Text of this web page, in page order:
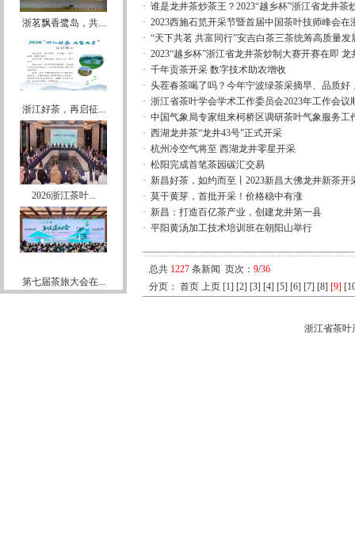
浙茗飘香鹭岛，共...
浙江好茶，再启征...
2026浙江茶叶...
第七届茶旅大会在...
· 谁是龙井茶炒茶王？2023“越乡杯”浙江省龙井茶
· 2023西施石笕开采节暨首届中国茶叶技师峰会在
· “天下共茗 共富同行”安吉白茶三茶统筹高质量
· 2023“越乡杯”浙江省龙井茶炒制大赛开赛在即
· 千年贡茶开采 数字技术助农增收
· 头茬春茶喝了吗？今年宁波绿茶采摘早、品质好
· 浙江省茶叶学会学术工作委员会2023年工作会议
· 中国气象局专家组来柯桥区调研茶叶气象服务工
· 西湖龙井茶“龙井43号”正式开采
· 杭州冷空气将至 西湖龙井零星开采
· 松阳完成首笔茶园碳汇交易
· 新昌好茶，如约而至丨2023新昌大佛龙井新茶开
· 莫干黄芽，首批开采！价格稳中有涨
· 新昌：打造百亿茶产业，创建龙井第一县
· 平阳黄汤加工技术培训班在朝阳山举行
总共 1227 条新闻 页次： 9/36
分页： 首页 上页 [1] [2] [3] [4] [5] [6] [7] [8] [9]
浙江省茶